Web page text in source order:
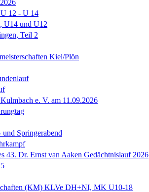
U 12 - U 14
U14 und U12
Teil 2
Kiel/Plön
e. V. am 11.09.2026
Springerabend
43. Dr. Ernst van Aaken Gedächtnislauf 2026
(KM) KLVe DH+NI, MK U10-18